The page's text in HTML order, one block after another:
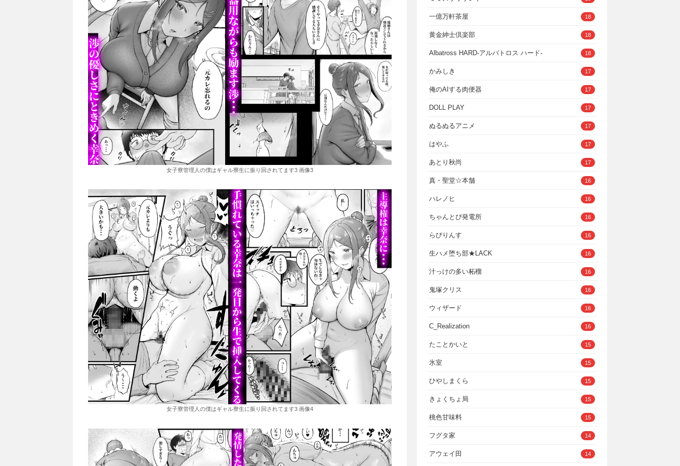
女子寮管理人の僕はギャル寮生に振り回されてます3 画像3
女子寮管理人の僕はギャル寮生に振り回されてます3 画像4
一億万軒茶屋 18
黄金紳士倶楽部 18
Albatross HARD‐アルバトロス ハード‐ 18
かみしき 17
俺のAIする肉便器 17
DOLL PLAY 17
ぬるぬるアニメ 17
はやふ 17
あとり秋尚 17
真・聖堂☆本舗 16
ハレノヒ 16
ちゃんとぴ発電所 16
らびりんす 16
生ハメ堕ち部★LACK 16
汁っけの多い柘榴 16
鬼塚クリス 16
ウィザード 16
C_Realization 16
たことかいと 15
氷室 15
ひやしまくら 15
きょくちょ局 15
桃色甘味料 15
フグタ家 14
アウェイ田 14